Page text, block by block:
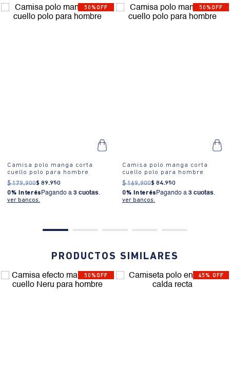
¿Cómo se usa?:Ideal para eventos casuales, reuniones informales
50%OFF
Camisa polo manga corta
cuello polo para hombre
$ 179.900$ 89.950
0% Interés Pagando a 3 cuotas.
ver bancos.
50%OFF
Camisa polo manga corta
cuello polo para hombre
$ 169.900$ 84.950
0% Interés Pagando a 3 cuotas.
ver bancos.
PRODUCTOS SIMILARES
50%OFF 45% OFF